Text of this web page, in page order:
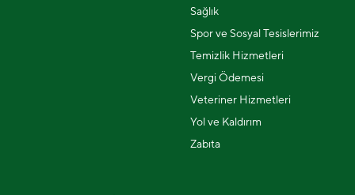
Sağlık
Spor ve Sosyal Tesislerimiz
Temizlik Hizmetleri
Vergi Ödemesi
Veteriner Hizmetleri
Yol ve Kaldırım
Zabıta